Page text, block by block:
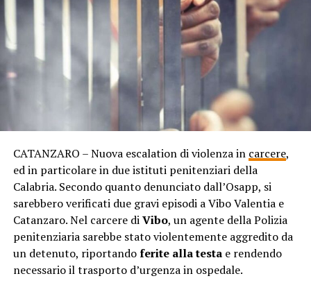
CATANZARO – Nuova escalation di violenza in carcere,
ed in particolare in due istituti penitenziari della
Calabria. Secondo quanto denunciato dall’Osapp, si
sarebbero verificati due gravi episodi a Vibo Valentia e
Catanzaro. Nel carcere diVibo, un agente della Polizia
penitenziaria sarebbe stato violentemente aggredito da
un detenuto, riportandoferite alla testae rendendo
necessario il trasporto d’urgenza in ospedale.